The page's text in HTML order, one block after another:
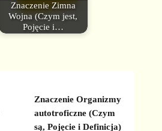
Znaczenie Zimna
Wojna (Czym jest,
Pojęcie i…
Znaczenie Organizmy
autotroficzne (Czym
są, Pojęcie i Definicja)